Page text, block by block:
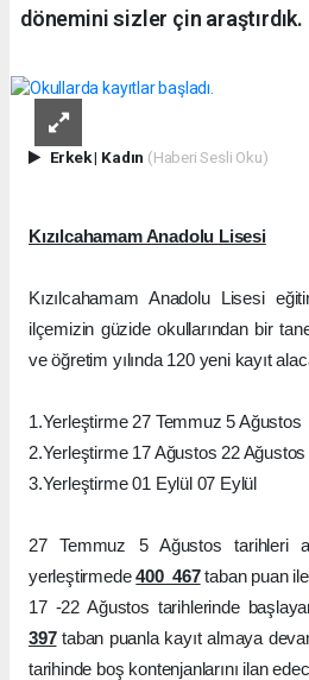
dönemini sizler çin araştırdık.
Erkek| Kadın (Haberi Sesli Oku)
Kızılcahamam Anadolu Lisesi
Kızılcahamam Anadolu Lisesi
ilçemizin güzide okullarından bir
ve öğretim yılında 120 yeni kayıt
1.Yerleştirme 27 Temmuz 5 Ağustos
2.Yerleştirme 17 Ağustos 22 Ağustos
3.Yerleştirme 01 Eylül 07 Eylül
27 Temmuz 5 Ağustos tarihleri
yerleştirmede400  467 taban puan
17 -22 Ağustos tarihlerinde
397taban puanla kayıt almaya
tarihinde boş kontenjanlarını ilan